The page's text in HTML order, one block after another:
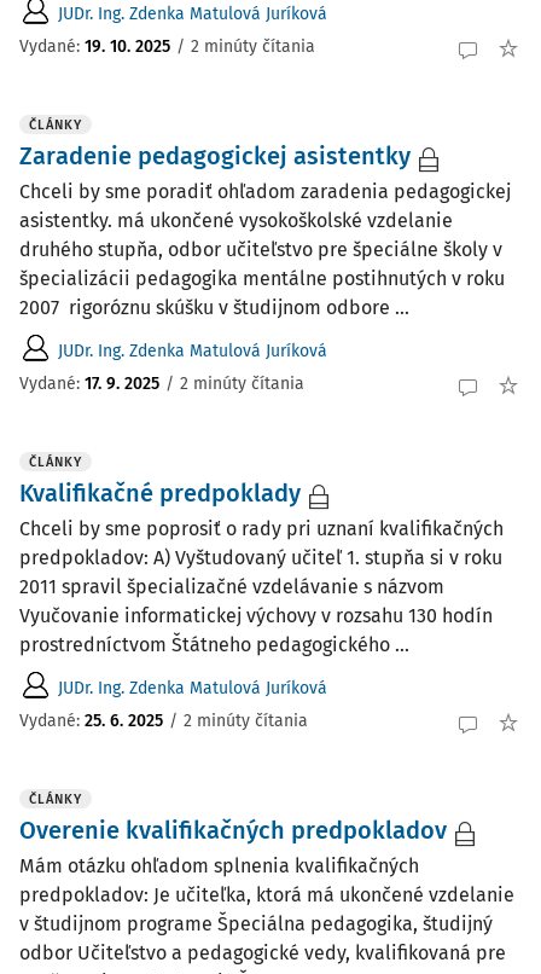
JUDr. Ing. Zdenka Matulová Juríková
Vydané: 19. 10. 2025 / 2 minúty čítania
ČLÁNKY
Zaradenie pedagogickej asistentky
Chceli by sme poradiť ohľadom zaradenia pedagogickej
asistentky. má ukončené vysokoškolské vzdelanie
druhého stupňa, odbor učiteľstvo pre špeciálne školy v
špecializácii pedagogika mentálne postihnutých v roku
2007 rigoróznu skúšku v študijnom odbore ...
JUDr. Ing. Zdenka Matulová Juríková
Vydané: 17. 9. 2025 / 2 minúty čítania
ČLÁNKY
Kvalifikačné predpoklady
Chceli by sme poprosiť o rady pri uznaní kvalifikačných
predpokladov: A) Vyštudovaný učiteľ 1. stupňa si v roku
2011 spravil špecializačné vzdelávanie s názvom
Vyučovanie informatickej výchovy v rozsahu 130 hodín
prostredníctvom Štátneho pedagogického ...
JUDr. Ing. Zdenka Matulová Juríková
Vydané: 25. 6. 2025 / 2 minúty čítania
ČLÁNKY
Overenie kvalifikačných predpokladov
Mám otázku ohľadom splnenia kvalifikačných
predpokladov: Je učiteľka, ktorá má ukončené vzdelanie
v študijnom programe Špeciálna pedagogika, študijný
odbor Učiteľstvo a pedagogické vedy, kvalifikovaná pre